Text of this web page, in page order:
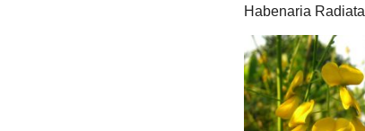
Habenaria Radiata